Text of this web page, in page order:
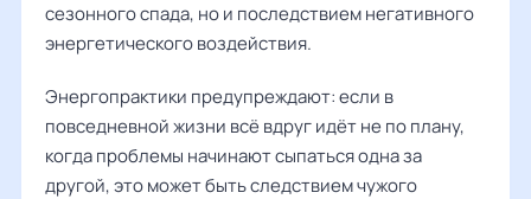
сезонного спада, но и последствием негативного
энергетического воздействия.
Энергопрактики предупреждают: если в
повседневной жизни всё вдруг идёт не по плану,
когда проблемы начинают сыпаться одна за
другой, это может быть следствием чужого